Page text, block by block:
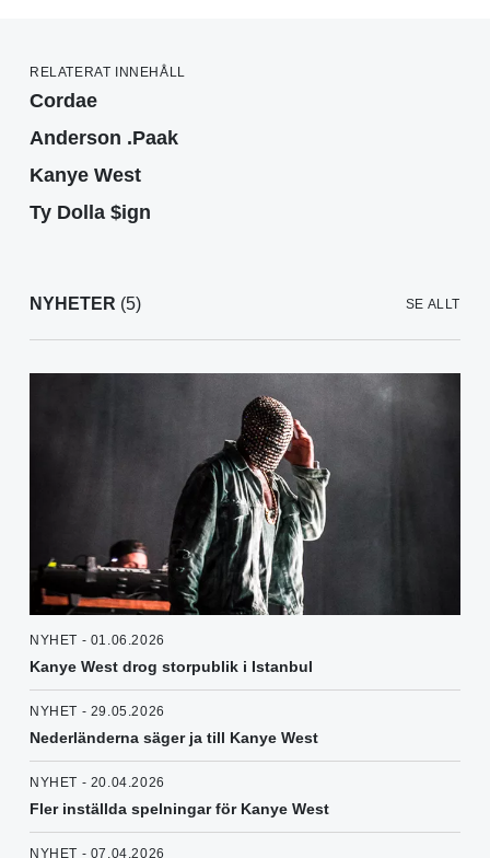
RELATERAT INNEHÅLL
Cordae
Anderson .Paak
Kanye West
Ty Dolla $ign
NYHETER (5) SE ALLT
NYHET - 01.06.2026
Kanye West drog storpublik i Istanbul
NYHET - 29.05.2026
Nederländerna säger ja till Kanye West
NYHET - 20.04.2026
Fler inställda spelningar för Kanye West
NYHET - 07.04.2026